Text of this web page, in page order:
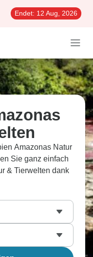
Endet: 12 Aug, 2026
Amazonas Natur
Sie ganz einfach
& Tierwelten dank